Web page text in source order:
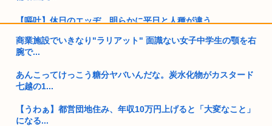
【嘔吐】休日のエッヂ、明らかに平日と人種が違う
女さん、めじるしアクセサリをとんでもない量買い占めてしま
い炎上w...
【高市PV動画】被災者から首相「全部が全部ありがたかったで
す」と...
30男独身が見るべきアニメwww
商業施設でいきなり"ラリアット" 面識ない女子中学生の顎を右
腕で...
あんこってけっこう糖分ヤバいんだな。炭水化物がカスタード
七越の1...
【うわぁ】都営団地住み、年収10万円上げると「大変なこと」
になる...